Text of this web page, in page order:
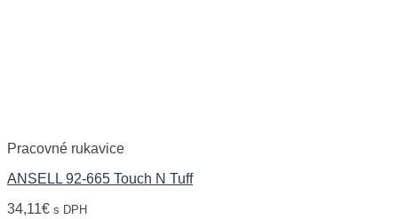
Pracovné rukavice
ANSELL 92-665 Touch N Tuff
34,11€ s DPH